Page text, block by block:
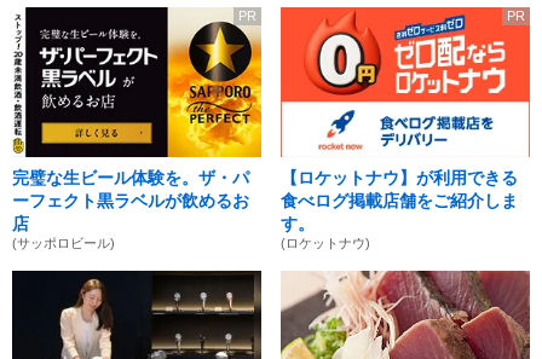
PR
完璧な生ビール体験を。ザ・パ
ーフェクト黒ラベルが飲めるお
店
(サッポロビール)
PR
【ロケットナウ】が利用できる
食べログ掲載店舗をご紹介しま
す。
(ロケットナウ)